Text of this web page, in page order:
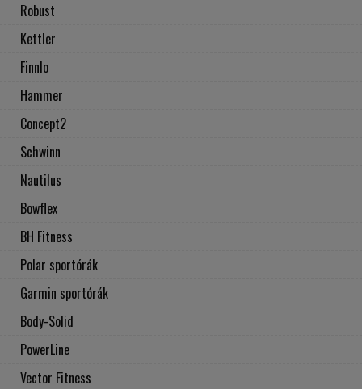
Robust
Kettler
Finnlo
Hammer
Concept2
Schwinn
Nautilus
Bowflex
BH Fitness
Polar sportórák
Garmin sportórák
Body-Solid
PowerLine
Vector Fitness